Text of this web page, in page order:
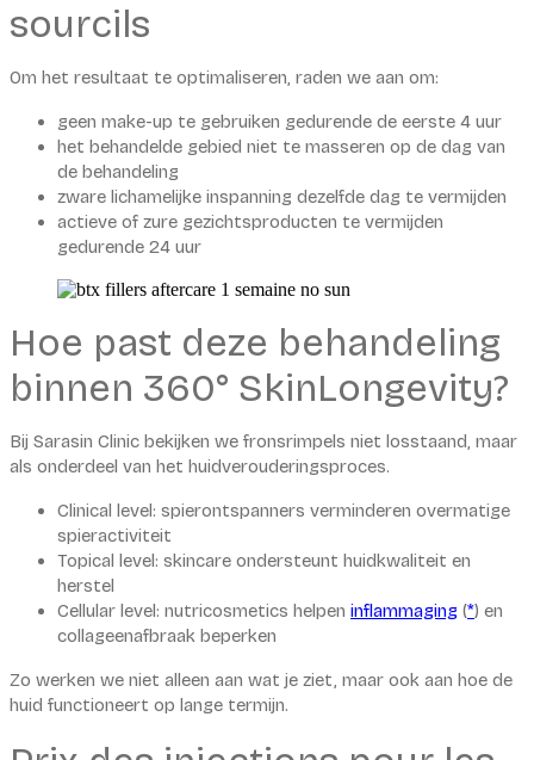
sourcils
Om het resultaat te optimaliseren, raden we aan om:
geen make-up te gebruiken gedurende de eerste 4 uur
het behandelde gebied niet te masseren op de dag van
de behandeling
zware lichamelijke inspanning dezelfde dag te vermijden
actieve of zure gezichtsproducten te vermijden
gedurende 24 uur
Hoe past deze behandeling
binnen 360° SkinLongevity?
Bij Sarasin Clinic bekijken we fronsrimpels niet losstaand, maar
als onderdeel van het huidverouderingsproces.
Clinical level: spierontspanners verminderen overmatige
spieractiviteit
Topical level: skincare ondersteunt huidkwaliteit en
herstel
Cellular level: nutricosmetics helpen inflammaging (*) en
collageenafbraak beperken
Zo werken we niet alleen aan wat je ziet, maar ook aan hoe de
huid functioneert op lange termijn.